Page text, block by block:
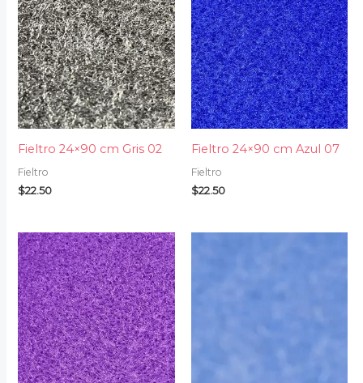
Fieltro 24×90 cm Gris 02
Fieltro
$22.50
Fieltro 24×90 cm Azul 07
Fieltro
$22.50